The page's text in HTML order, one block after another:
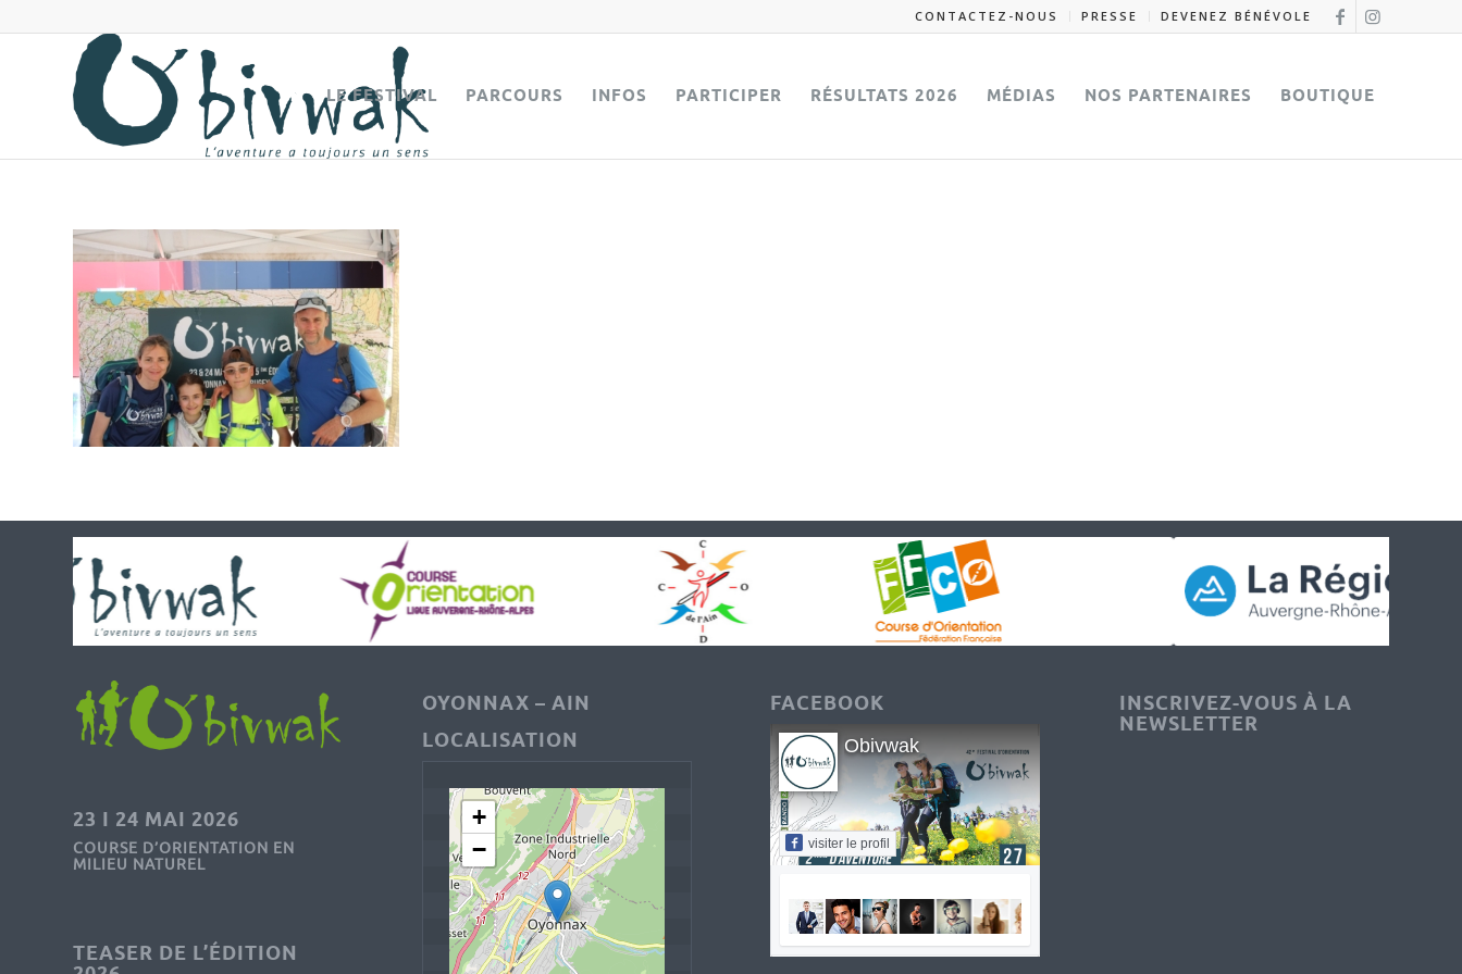
CONTACTEZ-NOUS PRESSE DEVENEZ BÉNÉVOLE
LE FESTIVAL PARCOURS INFOS PARTICIPER RÉSULTATS 2026 MÉDIAS NOS PARTENAIRES BOUTIQUE
23 I 24 MAI 2026
COURSE D’ORIENTATION EN
MILIEU NATUREL
TEASER DE L’ÉDITION
OYONNAX – AIN
LOCALISATION
+
−
FACEBOOK
Obivwak
visiter le profil
INSCRIVEZ-VOUS À LA
NEWSLETTER